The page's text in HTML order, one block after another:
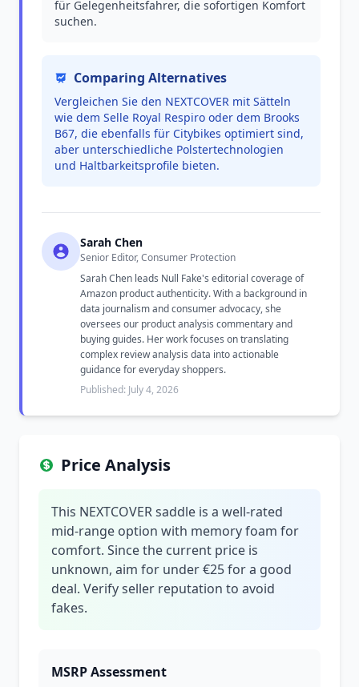
für Gelegenheitsfahrer, die sofortigen Komfort
suchen.
Comparing Alternatives
Vergleichen Sie den NEXTCOVER mit Sätteln
wie dem Selle Royal Respiro oder dem Brooks
B67, die ebenfalls für Citybikes optimiert sind,
aber unterschiedliche Polstertechnologien
und Haltbarkeitsprofile bieten.
Sarah Chen
Senior Editor, Consumer Protection
Sarah Chen leads Null Fake's editorial coverage of
Amazon product authenticity. With a background in
data journalism and consumer advocacy, she
oversees our product analysis commentary and
buying guides. Her work focuses on translating
complex review analysis data into actionable
guidance for everyday shoppers.
Published: July 4, 2026
Price Analysis
This NEXTCOVER saddle is a well-rated
mid-range option with memory foam for
comfort. Since the current price is
unknown, aim for under €25 for a good
deal. Verify seller reputation to avoid
fakes.
MSRP Assessment